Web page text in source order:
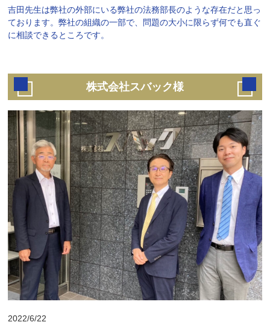
吉田先生は弊社の外部にいる弊社の法務部長のような存在だと思っ
ております。弊社の組織の一部で、問題の大小に限らず何でも直ぐ
に相談できるところです。
株式会社スバック様
2022/6/22